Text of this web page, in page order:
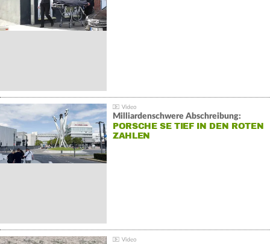
Milliardenschwere Abschreibung:
PORSCHE SE TIEF IN DEN ROTEN
ZAHLEN